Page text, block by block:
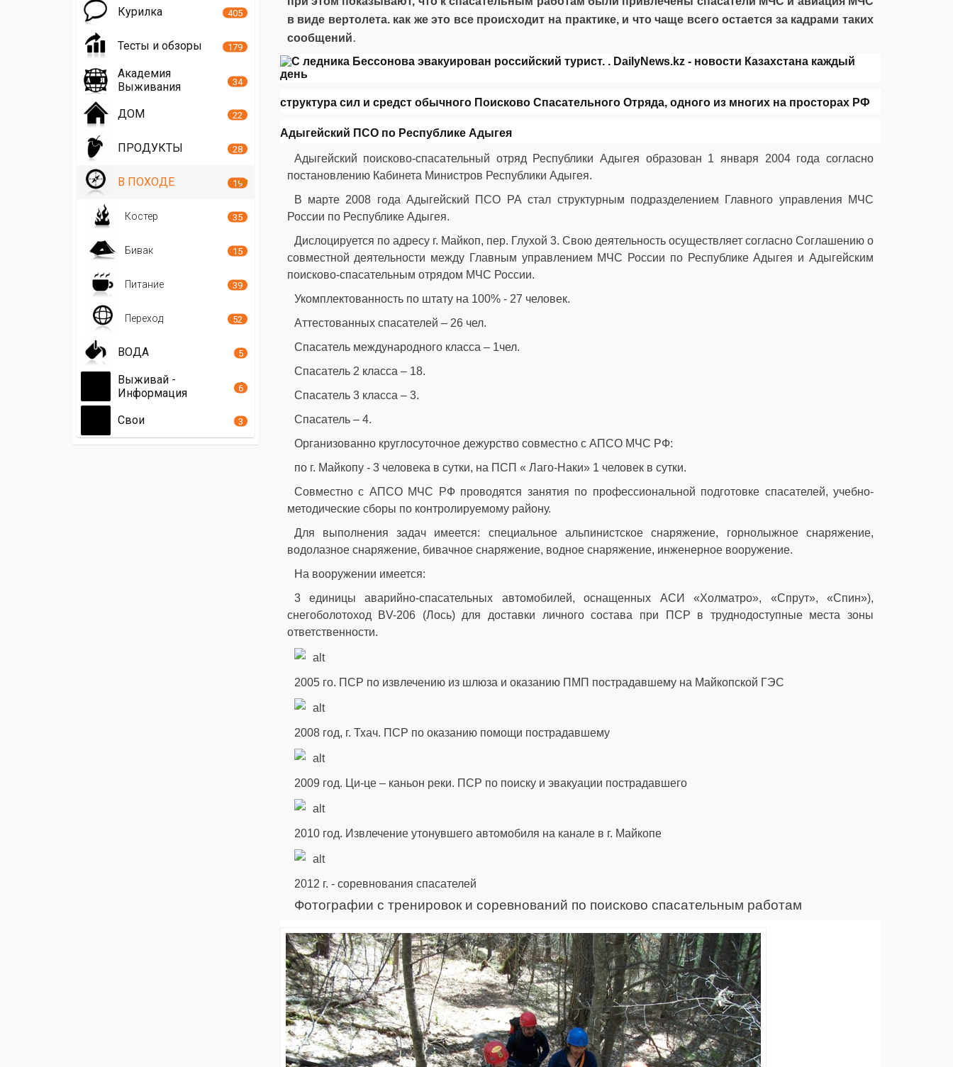
в виде вертолета. как же это все происходит на практике, и что чаще всего остается за кадрами таких
сообщений.
структура сил и средст обычного Поисково Спасательного Отряда, одного из многих на просторах РФ
Адыгейский ПСО по Республике Адыгея
Адыгейский поисково-спасательный отряд Республики Адыгея образован 1 января 2004 года согласно
постановлению Кабинета Министров Республики Адыгея.
В марте 2008 года Адыгейский ПСО РА стал структурным подразделением Главного управления МЧС
России по Республике Адыгея.
Дислоцируется по адресу г. Майкоп, пер. Глухой 3. Свою деятельность осуществляет согласно Соглашению о
совместной деятельности между Главным управлением МЧС России по Республике Адыгея и Адыгейским
поисково-спасательным отрядом МЧС России.
Укомплектованность по штату на 100% - 27 человек.
Аттестованных спасателей – 26 чел.
Спасатель международного класса – 1чел.
Спасатель 2 класса – 18.
Спасатель 3 класса – 3.
Спасатель – 4.
Организованно круглосуточное дежурство совместно с АПСО МЧС РФ:
по г. Майкопу - 3 человека в сутки, на ПСП « Лаго-Наки» 1 человек в сутки.
Совместно с АПСО МЧС РФ проводятся занятия по профессиональной подготовке спасателей, учебно-
методические сборы по контролируемому району.
Для выполнения задач имеется: специальное альпинистское снаряжение, горнолыжное снаряжение,
водолазное снаряжение, бивачное снаряжение, водное снаряжение, инженерное вооружение.
На вооружении имеется:
3 единицы аварийно-спасательных автомобилей, оснащенных АСИ «Холматро», «Спрут», «Спин»),
снегоболотоход BV-206 (Лось) для доставки личного состава при ПСР в труднодоступные места зоны
ответственности.
2005 го. ПСР по извлечению из шлюза и оказанию ПМП пострадавшему на Майкопской ГЭС
2008 год, г. Тхач. ПСР по оказанию помощи пострадавшему
2009 год. Ци-це – каньон реки. ПСР по поиску и эвакуации пострадавшего
2010 год. Извлечение утонувшего автомобиля на канале в г. Майкопе
2012 г. - соревнования спасателей
Фотографии с тренировок и соревнований по поисково спасательным работам
Курилка 405
Тесты и обзоры 179
Академия
Выживания
34
ДОМ 22
ПРОДУКТЫ 28
В ПОХОДЕ 19
Костер 35
Бивак 15
Питание 39
Переход 52
ВОДА 5
Выживай -
Информация
6
Свои 3